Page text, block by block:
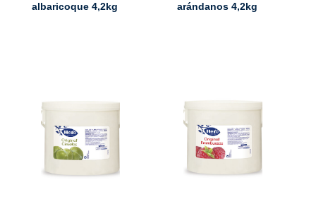
albaricoque 4,2kg
arándanos 4,2kg